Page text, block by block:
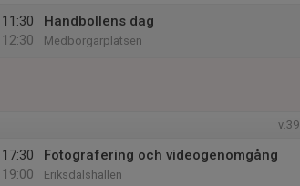
11:30
12:30
Handbollens dag
Medborgarplatsen
v.39
17:30
19:00
Fotografering och videogenomgång
Eriksdalshallen